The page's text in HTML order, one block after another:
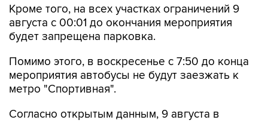
будет запрещена парковка.
Помимо этого, в воскресенье с 7:50 до конца
метро "Спортивная".
Согласно открытым данным, 9 августа в
российских певиц Евы Власовой и Bearwolf.